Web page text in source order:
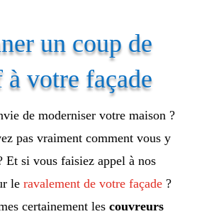
un coup de
à votre façade
de moderniser votre maison ?
pas vraiment comment vous y
Et si vous faisiez appel à nos
le ravalement de votre façade ?
certainement les couvreurs